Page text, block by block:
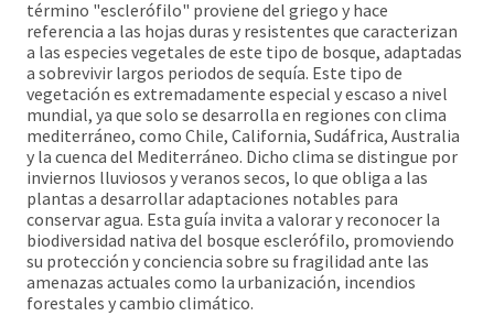
término "esclerófilo" proviene del griego y hace
referencia a las hojas duras y resistentes que caracterizan
a las especies vegetales de este tipo de bosque, adaptadas
a sobrevivir largos periodos de sequía. Este tipo de
vegetación es extremadamente especial y escaso a nivel
mundial, ya que solo se desarrolla en regiones con clima
mediterráneo, como Chile, California, Sudáfrica, Australia
y la cuenca del Mediterráneo. Dicho clima se distingue por
inviernos lluviosos y veranos secos, lo que obliga a las
plantas a desarrollar adaptaciones notables para
conservar agua. Esta guía invita a valorar y reconocer la
biodiversidad nativa del bosque esclerófilo, promoviendo
su protección y conciencia sobre su fragilidad ante las
amenazas actuales como la urbanización, incendios
forestales y cambio climático.